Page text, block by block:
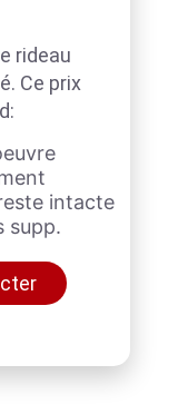
rideau
Ce prix
intacte
supp.